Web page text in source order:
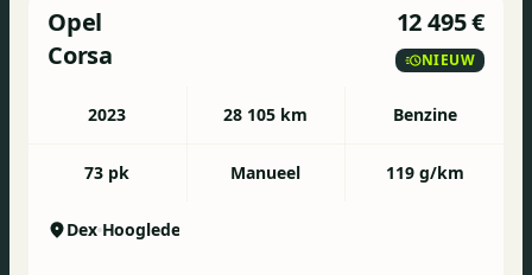
sur Autohero.com pour plus d'informations
concernant l'historique d'entretien et les
éventuelles imperfections.
500/id/b9d66e84-4ba7-4847-bc17-
Avez-vous encore des questions?
Opel
Corsa
12 495 €
NIEUW
2023 28 105 km Benzine
73 pk Manueel 119 g/km
Dex Hooglede